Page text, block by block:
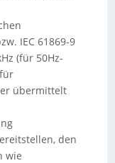
IEC 61869-9
(für 50Hz-
übermittelt
den
wie